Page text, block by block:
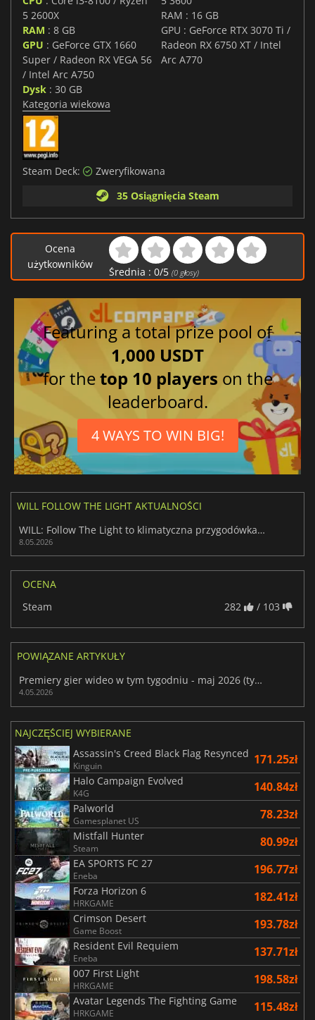
5 2600X
RAM : 8 GB
GPU : GeForce GTX 1660
Super / Radeon RX VEGA 56
/ Intel Arc A750
Dysk : 30 GB
RAM : 16 GB
GPU : GeForce RTX 3070 Ti /
Radeon RX 6750 XT / Intel
Arc A770
Kategoria wiekowa
Steam Deck:
Zweryfikowana
35 Osiągnięcia Steam
Ocena
użytkowników
Średnia : 0/5 (0głosy)
Featuring a total prize pool of
1,000 USDT
for thetop 10 players on the
leaderboard.
4 WAYS TO WIN BIG!
WILL FOLLOW THE LIGHT AKTUALNOŚCI
WILL: Follow The Light to klimatyczna przygodówka, w którą warto zagrać
8.05.2026
OCENA
Steam
282 / 103
POWIĄZANE ARTYKUŁY
Premiery gier wideo w tym tygodniu - maj 2026 (tydzień 19)
4.05.2026
NAJCZĘŚCIEJ WYBIERANE
Assassin's Creed Black Flag Resynced
Kinguin 171.25zł
Halo Campaign Evolved
K4G 140.84zł
Palworld
Gamesplanet US 78.23zł
Mistfall Hunter
Steam 80.99zł
EA SPORTS FC 27
Eneba 196.77zł
Forza Horizon 6
HRKGAME 182.41zł
Crimson Desert
Game Boost 193.78zł
Resident Evil Requiem
Eneba 137.71zł
007 First Light
HRKGAME 198.58zł
Avatar Legends The Fighting Game
HRKGAME 115.48zł